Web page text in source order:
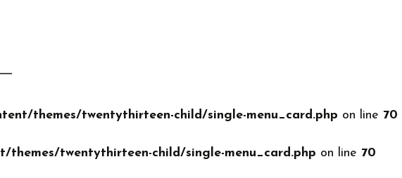
themes/twentythirteen-child/single-menu_card.php on line 70
twentythirteen-child/single-menu_card.php on line 70